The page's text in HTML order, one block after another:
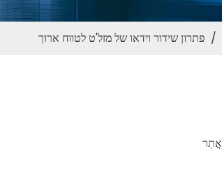
/ פתרון שידור וידאו של מזל'ט לטווח ארוך
אֲתַר